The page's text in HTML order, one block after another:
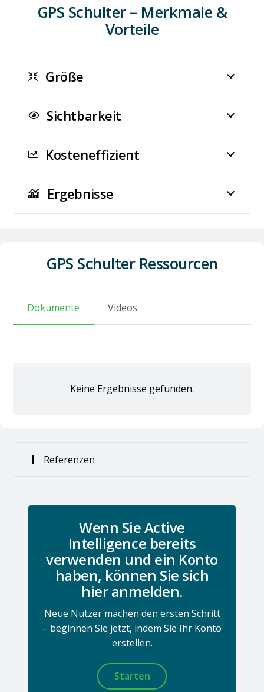
GPS Schulter – Merkmale &
Vorteile
Größe
Sichtbarkeit
Kosteneffizient
Ergebnisse
GPS Schulter Ressourcen
Dokumente Videos
Keine Ergebnisse gefunden.
Referenzen
Wenn Sie Active
Intelligence bereits
verwenden und ein Konto
haben, können Sie sich
hier anmelden.
Neue Nutzer machen den ersten Schritt
– beginnen Sie jetzt, indem Sie Ihr Konto
erstellen.
Starten